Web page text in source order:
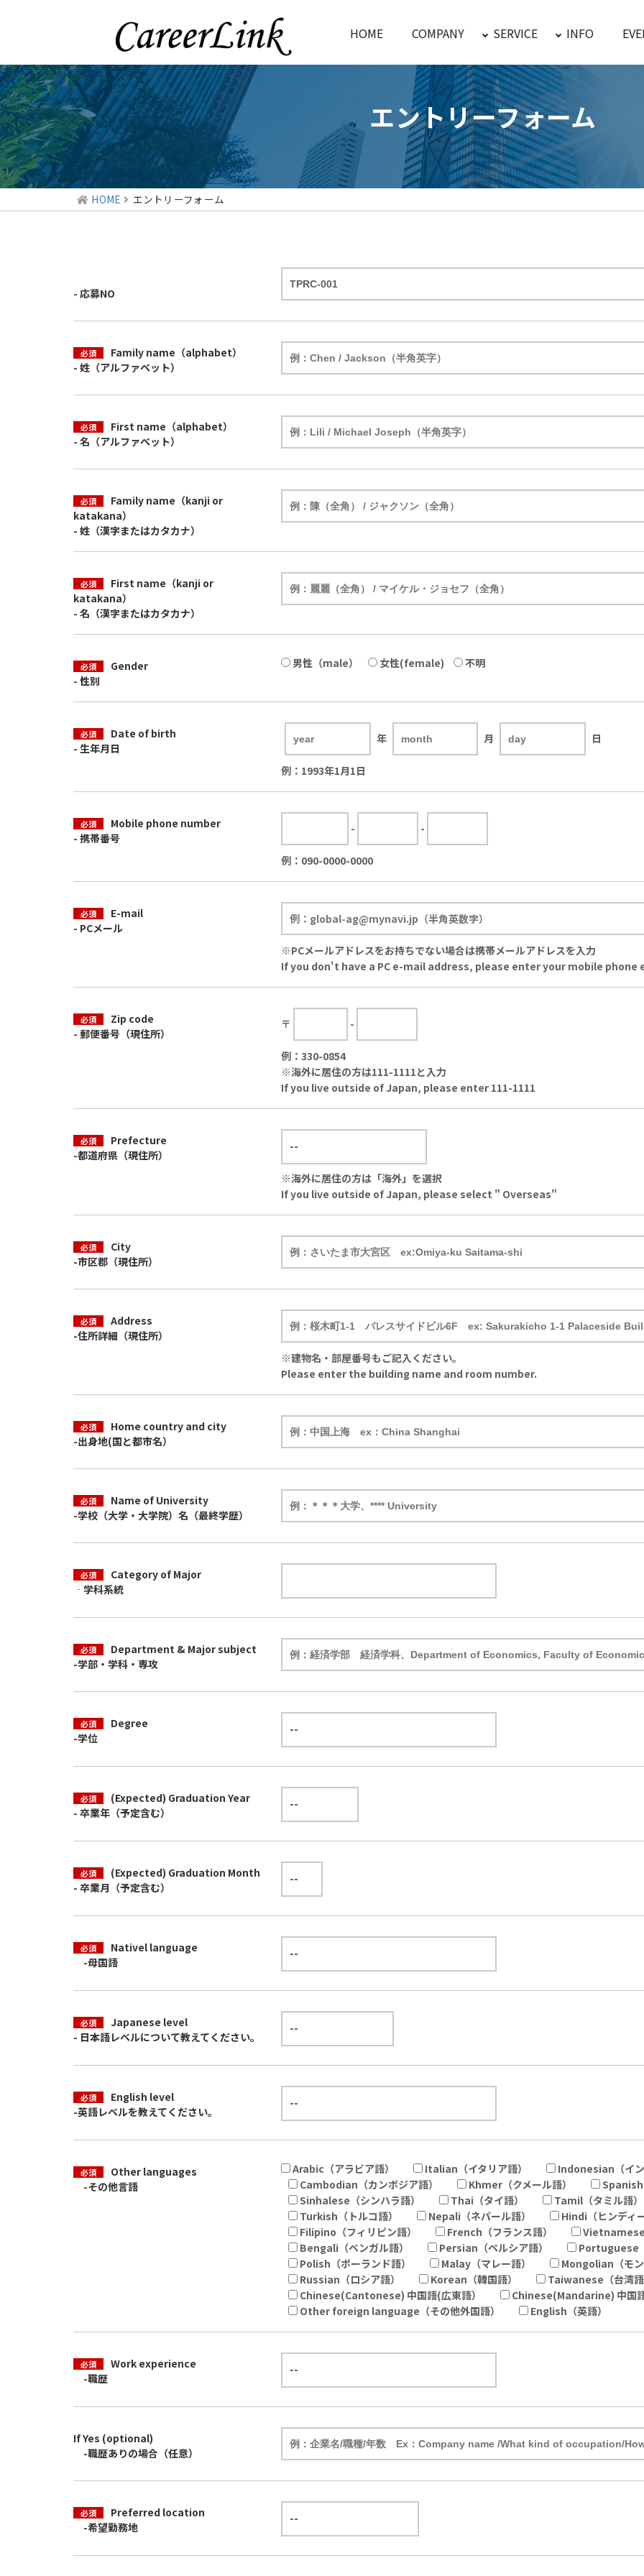
HOME COMPANY SERVICE INFO
エントリーフォーム
HOME エントリーフォーム
- 応募NO
必須
Family name（alphabet）
- 姓（アルファベット）
必須
First name（alphabet）
- 名（アルファベット）
必須
Family name（kanji or
katakana）
- 姓（漢字またはカタカナ）
必須
First name（kanji or
katakana）
- 名（漢字またはカタカナ）
必須
Gender
- 性別
男性（male） 女性(female) 不明
必須
Date of birth
- 生年月日
年 月 日
例：1993年1月1日
必須
Mobile phone number
- 携帯番号
- -
例：090-0000-0000
必須
E-mail
- PCメール
※PCメールアドレスをお持ちでない場合は携帯メールアドレスを入力
If you don't have a PC e-mail address, please enter your mobile phone
必須
Zip code
- 郵便番号（現住所）
〒 -
例：330-0854
※海外に居住の方は111-1111と入力
If you live outside of Japan, please enter 111-1111
必須
Prefecture
-都道府県（現住所）
※海外に居住の方は「海外」を選択
If you live outside of Japan, please select " Overseas"
必須
City
-市区郡（現住所）
必須
Address
-住所詳細（現住所）
※建物名・部屋番号もご記入ください。
Please enter the building name and room number.
必須
Home country and city
-出身地(国と都市名）
必須
Name of University
-学校（大学・大学院）名（最終学歴）
必須
Category of Major
‐学科系統
必須
Department & Major subject
-学部・学科・専攻
必須
Degree
-学位
必須
(Expected) Graduation Year
- 卒業年（予定含む）
必須
(Expected) Graduation Month
- 卒業月（予定含む）
必須
Nativel language
-母国語
必須
Japanese level
- 日本語レベルについて教えてください。
必須
English level
-英語レベルを教えてください。
必須
Other languages
-その他言語
Arabic（アラビア語） Italian（イタリア語） Indonesian（イン
Cambodian（カンボジア語）
Khmer（クメール語）
Spanish
Sinhalese（シンハラ語）
Thai（タイ語） Tamil（タミル語）
Turkish（トルコ語）
Nepali（ネパール語） Hindi（ヒンディ
Filipino（フィリピン語）
French（フランス語）
Vietnamese
Bengali（ベンガル語）
Persian（ペルシア語）
Portuguese
Polish（ポーランド語）
Malay（マレー語） Mongolian（モン
Russian（ロシア語）
Korean（韓国語）
Taiwanese（台湾語
Chinese(Cantonese) 中国語(広東語）
Chinese(Mandarine) 中国
Other foreign language（その他外国語）
English（英語）
必須
Work experience
-職歴
If Yes (optional)
-職歴ありの場合（任意）
必須
Preferred location
-希望勤務地